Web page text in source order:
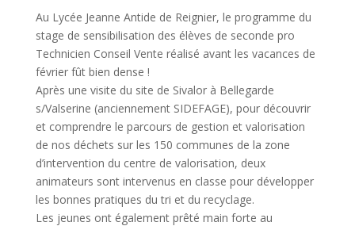
Au Lycée Jeanne Antide de Reignier, le programme du
stage de sensibilisation des élèves de seconde pro
Technicien Conseil Vente réalisé avant les vacances de
février fût bien dense !
Après une visite du site de Sivalor à Bellegarde
s/Valserine (anciennement SIDEFAGE), pour découvrir
et comprendre le parcours de gestion et valorisation
de nos déchets sur les 150 communes de la zone
d’intervention du centre de valorisation, deux
animateurs sont intervenus en classe pour développer
les bonnes pratiques du tri et du recyclage.
Les jeunes ont également prêté main forte au